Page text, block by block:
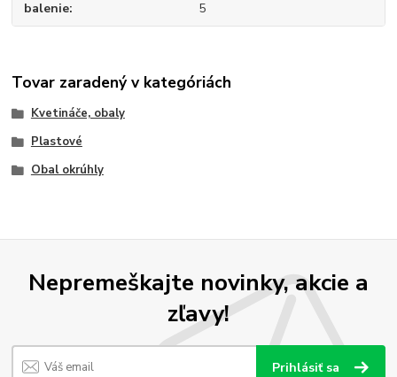
balenie 5
Tovar zaradený v kategóriách
Kvetináče, obaly
Plastové
Obal okrúhly
Nepremeškajte novinky, akcie a
zľavy!
Prihlásiť sa